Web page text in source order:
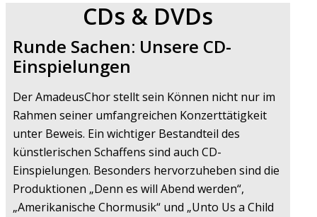
CDs & DVDs
Runde Sachen: Unsere CD-
Einspielungen
Der AmadeusChor stellt sein Können nicht nur im
Rahmen seiner umfangreichen Konzerttätigkeit
unter Beweis. Ein wichtiger Bestandteil des
künstlerischen Schaffens sind auch CD-
Einspielungen. Besonders hervorzuheben sind die
Produktionen „Denn es will Abend werden“,
„Amerikanische Chormusik“ und „Unto Us a Child